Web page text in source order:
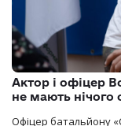
Актор і офіцер
не мають нічого
Офіцер батальйону